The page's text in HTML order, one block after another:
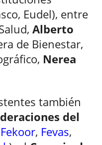
Eudel), entre
Alberto
de Bienestar,
Nerea
también
del
Fekoor, Fevas,